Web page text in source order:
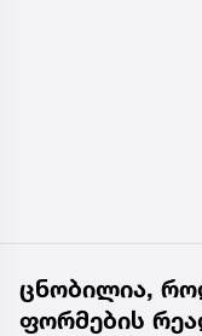
ცნობილია,
ფორმების